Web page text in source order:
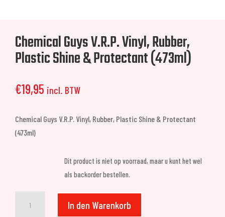
Chemical Guys V.R.P. Vinyl, Rubber,
Plastic Shine & Protectant (473ml)
€19,95 incl. BTW
Chemical Guys V.R.P. Vinyl, Rubber, Plastic Shine & Protectant
(473ml)
Dit product is niet op voorraad, maar u kunt het wel
als backorder bestellen.
In den Warenkorb